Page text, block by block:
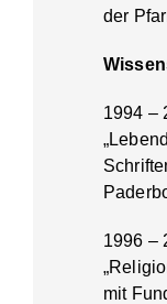
der
1994 –
1996 –
mit